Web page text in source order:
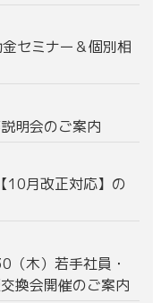
セミナー＆個別相
明会のご案内
10月改正対応】の
（木）若手社員・
換会開催のご案内